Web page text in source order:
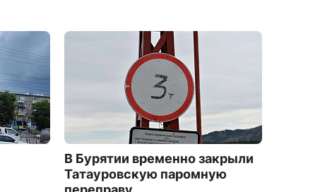
В Бурятии временно закрыли
Татауровскую паромную